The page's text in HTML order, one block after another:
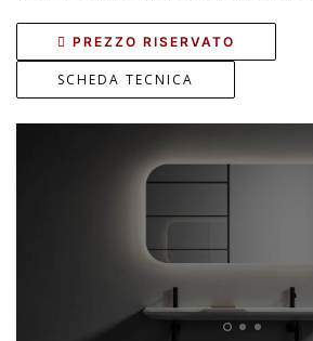
PREZZO RISERVATO
SCHEDA TECNICA